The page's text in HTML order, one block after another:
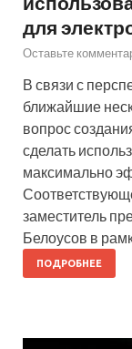
для
Оставьте
В связи с
ближайшие
вопрос
сделать
максимально
заместитель
Белоусов в
ПОДРОБНЕЕ